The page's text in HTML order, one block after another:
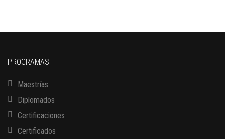
PROGRAMAS
Maestrías
Diplomados
Certificaciones
Certificados